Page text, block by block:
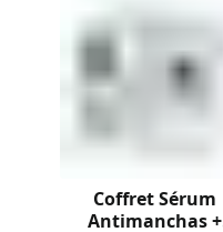
Coffret Sérum
Antimanchas +